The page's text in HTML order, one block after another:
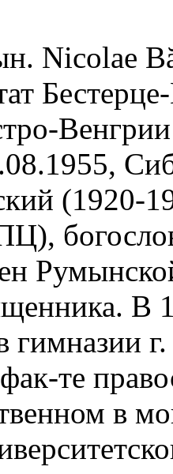
Nicolae
(1920-
В
гимназии
те
в